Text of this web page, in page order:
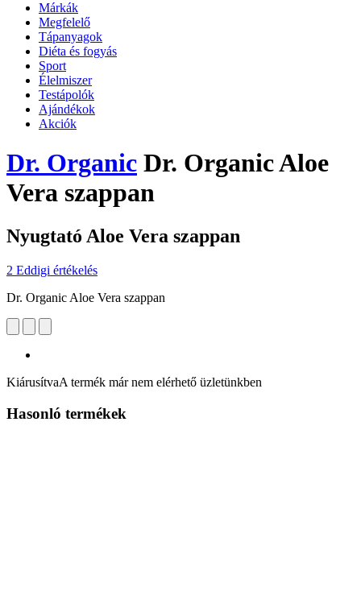
Márkák
Megfelelő
Tápanyagok
Diéta és fogyás
Sport
Élelmiszer
Testápolók
Ajándékok
Akciók
Dr. Organic Dr. Organic Aloe
Vera szappan
Nyugtató Aloe Vera szappan
2 Eddigi értékelés
Dr. Organic Aloe Vera szappan
KiárusítvaA termék már nem elérhető üzletünkben
Hasonló termékek